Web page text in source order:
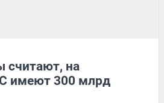
считают, на
имеют 300 млрд